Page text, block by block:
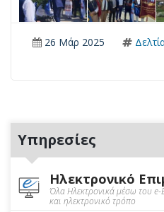
26 Μάρ 2025
Υπηρεσίες
Ηλεκτρονικό
Όλα Ηλεκτρονικά μέσω του e-
και ηλεκτρονικό τρόπο